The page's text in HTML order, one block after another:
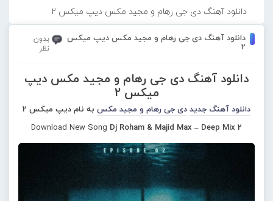
دانلود آهنگ دی جی رهام و مجید مکس دیپ میکس 2
دانلود آهنگ دی جی رهام و مجید مکس دیپ میکس
2
بدون
نظر
دانلود آهنگ دی جی رهام و مجید مکس دیپ
میکس 2
دانلود آهنگ جدید دی جی رهام و مجید مکس به نام دیپ میکس 2
Download New Song Dj Roham & Majid Max – Deep Mix 2